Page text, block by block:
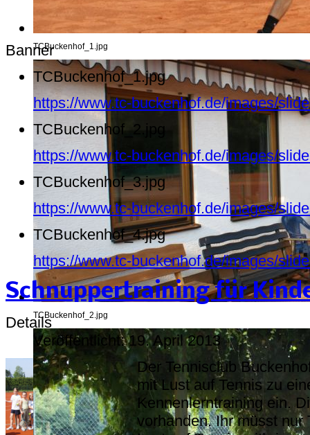
TCBuckenhof_1.jpg
TCBuckenhof_2.jpg
Banner
TCBuckenhof_1.jpg
https://www.tc-buckenhof.de/images/
TCBuckenhof_2.jpg
https://www.tc-buckenhof.de/images/
TCBuckenhof_3.jpg
https://www.tc-buckenhof.de/images/
TCBuckenhof_4.jpg
https://www.tc-buckenhof.de/images/
Schnuppertraining für
Details
Veröffentlicht: 19. April 2013
Der Tennisclub
mit Lust auf Tennis zu
Kennenlerntraining ein.
vorhanden. Ihr müsst nur